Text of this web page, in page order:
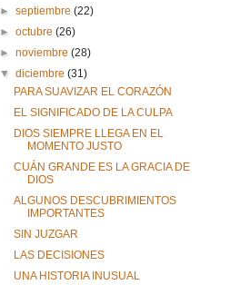
►septiembre(22)
►octubre(26)
►noviembre(28)
▼diciembre(31)
PARA SUAVIZAR EL CORAZÓN
EL SIGNIFICADO DE LA CULPA
DIOS SIEMPRE LLEGA EN EL
MOMENTO JUSTO
CUÁN GRANDE ES LA GRACIA DE
DIOS
ALGUNOS DESCUBRIMIENTOS
IMPORTANTES
SIN JUZGAR
LAS DECISIONES
UNA HISTORIA INUSUAL